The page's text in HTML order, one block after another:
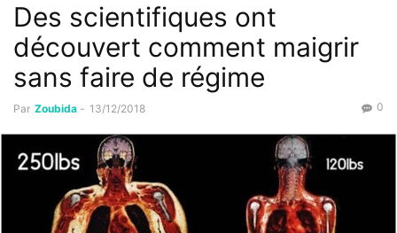
Des scientifiques ont
découvert comment maigrir
sans faire de régime
Par Zoubida - 13/12/2018 0